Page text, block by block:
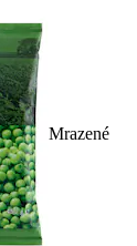
Mrazené